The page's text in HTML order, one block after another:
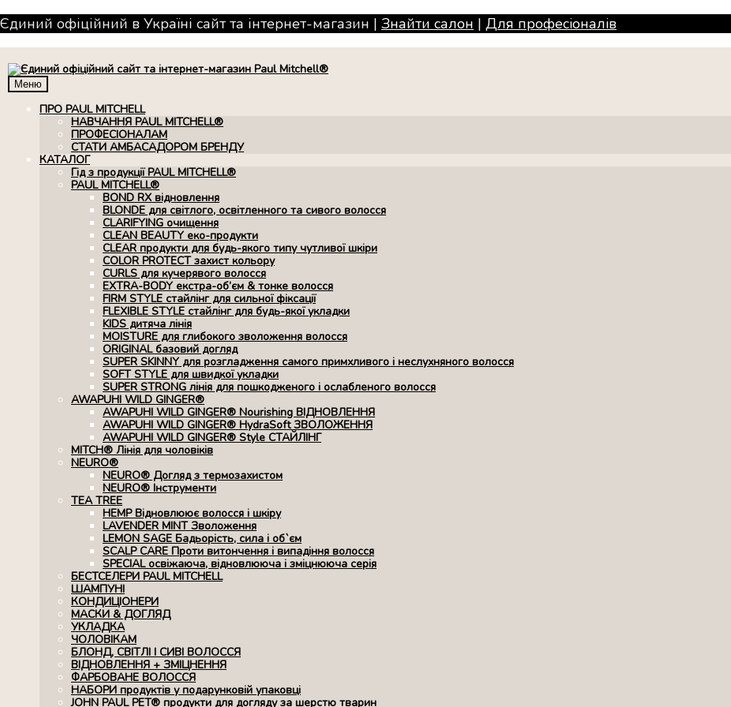
Єдиний офіційний в Україні сайт та інтернет-магазин | Знайти салон | Для професiоналiв
Меню
ПРО PAUL MITCHELL
НАВЧАННЯ PAUL MITCHELL®
ПРОФЕСІОНАЛАМ
СТАТИ АМБАСАДОРОМ БРЕНДУ
КАТАЛОГ
Гід з продукції PAUL MITCHELL®
PAUL MITCHELL®
BOND RX вiдновлення
BLONDE для світлого, освітленного та сивого волосся
CLARIFYING очищення
CLEAN BEAUTY еко-продукти
CLEAR продукти для будь-якого типу чутливої шкіри
COLOR PROTECT захист кольору
CURLS для кучерявого волосся
EXTRA-BODY екстра-об’єм & тонке волосся
FIRM STYLE стайлінг для сильної фіксації
FLEXIBLE STYLE стайлінг для будь-якої укладки
KIDS дитяча лінія
MOISTURE для глибокого зволоження волосся
ORIGINAL базовий догляд
SUPER SKINNY для розгладження самого примхливого і неслухняного волосся
SOFT STYLE для швидкої укладки
SUPER STRONG лінія для пошкодженого і ослабленого волосся
AWAPUHI WILD GINGER®
AWAPUHI WILD GINGER® Nourishing ВІДНОВЛЕННЯ
AWAPUHI WILD GINGER® HydraSoft ЗВОЛОЖЕННЯ
AWAPUHI WILD GINGER® Style СТАЙЛІНГ
MITCH® Лінія для чоловіків
NEURO®
NEURO® Догляд з термозахистом
NEURO® Інструменти
TEA TREE
HEMP Відновлюює волосся і шкіру
LAVENDER MINT Зволоження
LEMON SAGE Бадьорість, сила і об`єм
SCALP CARE Проти витончення і випадіння волосся
SPECIAL освіжаюча, відновлююча і зміцнююча серія
БЕСТСЕЛЕРИ PAUL MITCHELL
ШАМПУНІ
КОНДИЦІОНЕРИ
МАСКИ & ДОГЛЯД
УКЛАДКА
ЧОЛОВІКАМ
БЛОНД, СВІТЛІ І СИВІ ВОЛОССЯ
ВІДНОВЛЕННЯ + ЗМІЦНЕННЯ
ФАРБОВАНЕ ВОЛОССЯ
НАБОРИ продуктів у подарунковій упаковці
JOHN PAUL PET® продукти для догляду за шерстю тварин